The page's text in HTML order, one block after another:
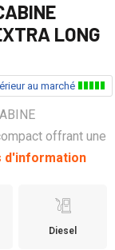
LONG
au marché
offrant une
d'information
Diesel